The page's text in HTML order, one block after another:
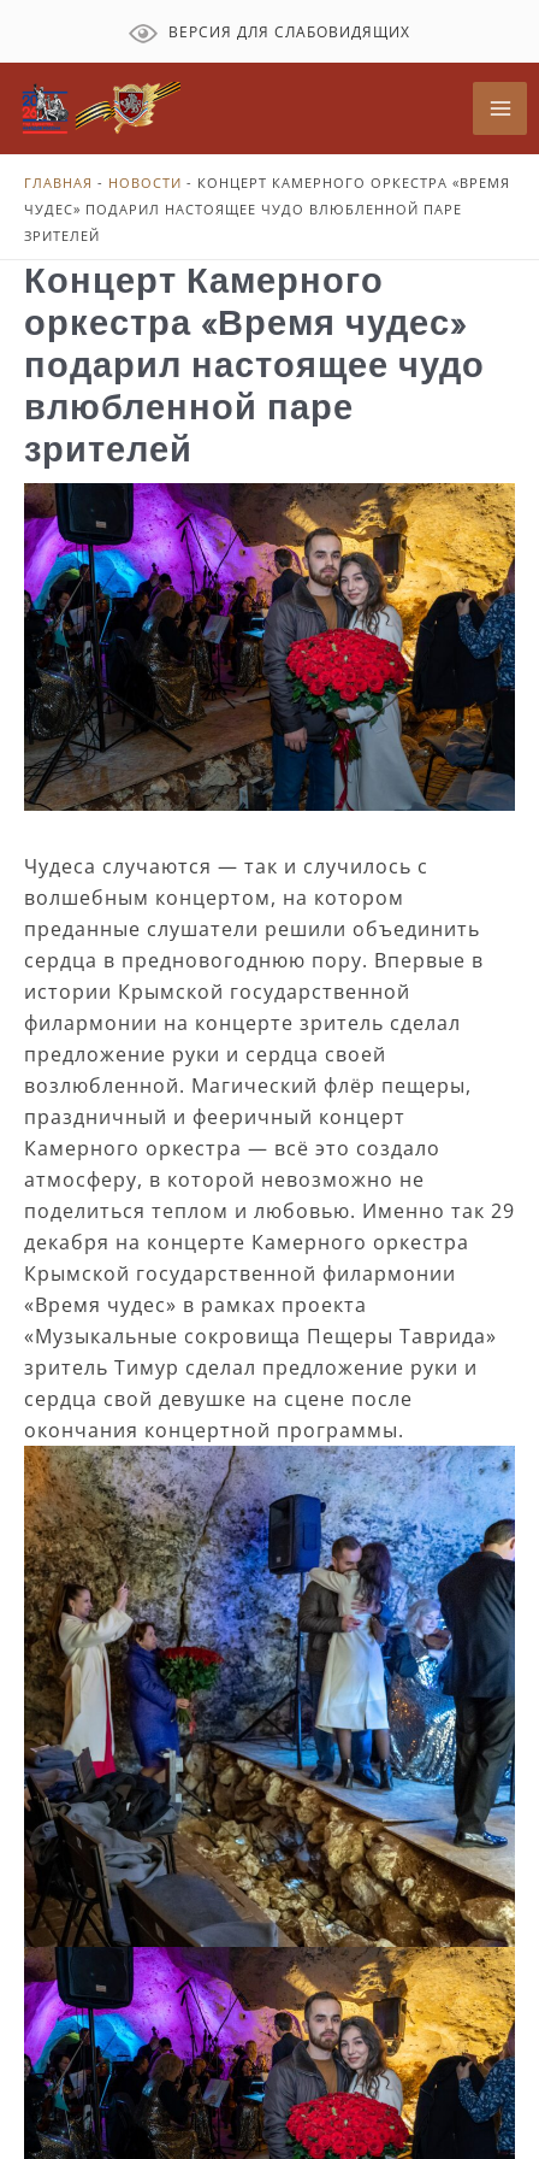
содержимому
ВЕРСИЯ ДЛЯ СЛАБОВИДЯЩИХ
ГЛАВНАЯ - НОВОСТИ - КОНЦЕРТ КАМЕРНОГО ОРКЕСТРА «ВРЕМЯ
ЧУДЕС» ПОДАРИЛ НАСТОЯЩЕЕ ЧУДО ВЛЮБЛЕННОЙ ПАРЕ
ЗРИТЕЛЕЙ
Концерт Камерного
оркестра «Время чудес»
подарил настоящее чудо
влюбленной паре
зрителей
Чудеса случаются — так и случилось с
волшебным концертом, на котором
преданные слушатели решили объединить
сердца в предновогоднюю пору. Впервые в
истории Крымской государственной
филармонии на концерте зритель сделал
предложение руки и сердца своей
возлюбленной. Магический флёр пещеры,
праздничный и фееричный концерт
Камерного оркестра — всё это создало
атмосферу, в которой невозможно не
поделиться теплом и любовью. Именно так 29
декабря на концерте Камерного оркестра
Крымской государственной филармонии
«Время чудес» в рамках проекта
«Музыкальные сокровища Пещеры Таврида»
зритель Тимур сделал предложение руки и
сердца свой девушке на сцене после
окончания концертной программы.